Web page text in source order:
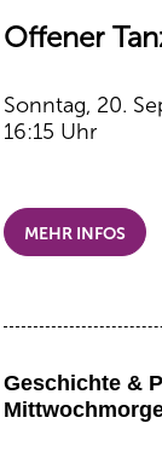
Offener
Sonntag, 20.
16:15 Uhr
MEHR INFOS
Geschichte &